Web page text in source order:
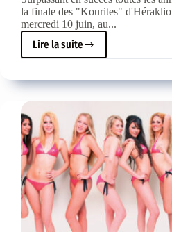
la finale des "Kourites"
mercredi 10 juin, au...
Lire la suite
Miss
Crète
Maria
Tsagaraki
Heraklion